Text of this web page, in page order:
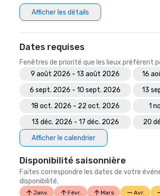
Afficher les détails
Dates requises
Fenêtres de priorité que les lieux préfèrent
9 août 2026 - 13 août 2026
16
6 sept. 2026 - 10 sept. 2026
13
18 oct. 2026 - 22 oct. 2026
1
13 déc. 2026 - 17 déc. 2026
20
Afficher le calendrier
Disponibilité saisonnière
Faites correspondre les dates de votre
disponibilité.
Janv. Févr. Mars Avr.